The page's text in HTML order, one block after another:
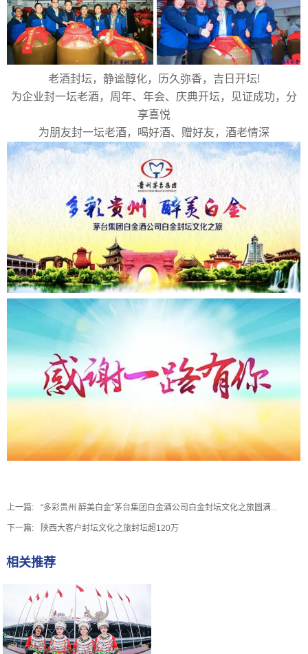
老酒封坛，静谧醇化，历久弥香，吉日开坛!
为企业封一坛老酒，周年、年会、庆典开坛，见证成功，分
享喜悦
为朋友封一坛老酒，喝好酒、赠好友，酒老情深
上一篇: “多彩贵州 醉美白金”茅台集团白金酒公司白金封坛文化之旅圆满...
下一篇: 陕西大客户封坛文化之旅封坛超120万
相关推荐